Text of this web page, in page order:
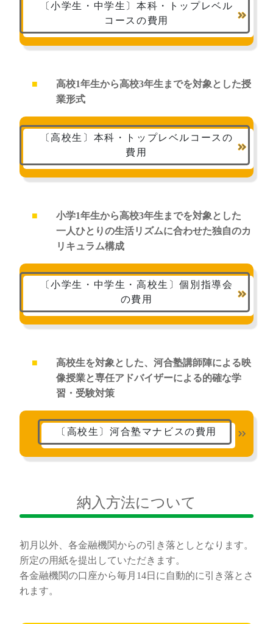
〔小学生・中学生〕本科・トップレベル
コースの費用
高校1年生から高校3年生までを対象とした授
業形式
〔高校生〕本科・トップレベルコースの
費用
小学1年生から高校3年生までを対象とした
一人ひとりの生活リズムに合わせた独自のカ
リキュラム構成
〔小学生・中学生・高校生〕個別指導会
の費用
高校生を対象とした、河合塾講師陣による映
像授業と専任アドバイザーによる的確な学
習・受験対策
〔高校生〕河合塾マナビスの費用
納入方法について
初月以外、各金融機関からの引き落としとなります。
所定の用紙を提出していただきます。
各金融機関の口座から毎月14日に自動的に引き落とさ
れます。